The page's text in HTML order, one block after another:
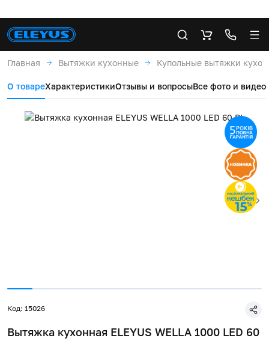
Главная Вытяжки кухонные Купольные вытяжки
О товареХарактеристикиОтзывы и вопросыВсе фото и видео
Код: 15026
Вытяжка кухонная ELEYUS WELLA 1000 LED 60